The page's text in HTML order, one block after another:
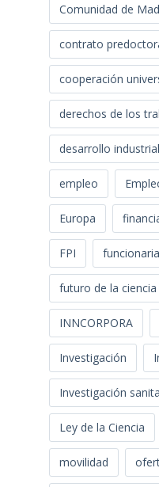
Comunidad de
contrato
cooperación
derechos de los
desarrollo industrial
empleo
Europa
FPI
futuro de la ciencia
INNCORPORA
Investigación
Investigación
Ley de la Ciencia
movilidad